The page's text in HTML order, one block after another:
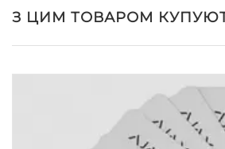
З ЦИМ ТОВАРОМ